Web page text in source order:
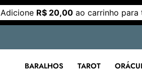
Adicione R$ 20,00ao carrinho para
BARALHOS TAROT